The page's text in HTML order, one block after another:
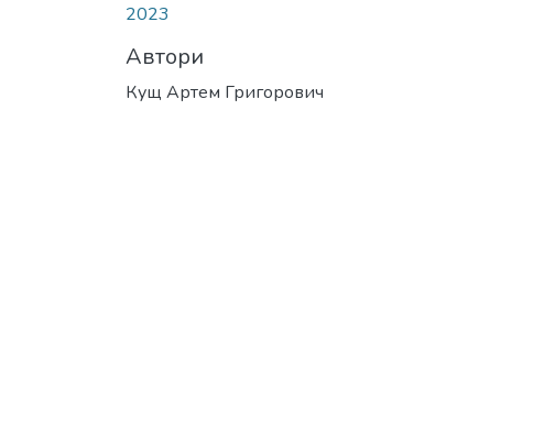
2023
Автори
Кущ Артем Григорович